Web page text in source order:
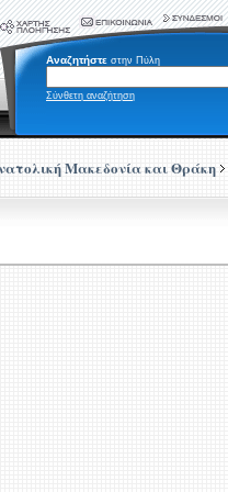
Αναζητήστε στην Πύλη
Σύνθετη αναζήτηση
Μακεδονία και Θράκη